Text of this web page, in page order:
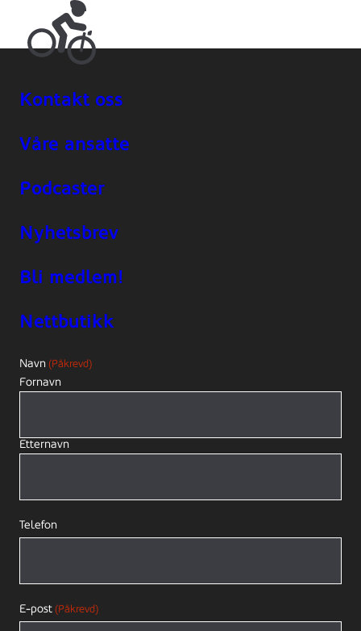
Kontakt oss
Våre ansatte
Podcaster
Nyhetsbrev
Bli medlem!
Nettbutikk
Navn (Påkrevd)
Fornavn
Etternavn
Telefon
E-post (Påkrevd)